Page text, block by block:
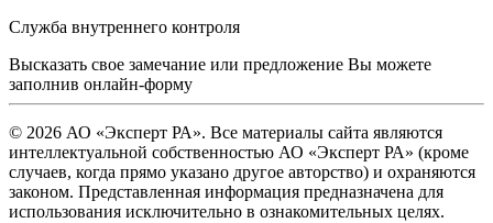
Служба внутреннего контроля
Высказать свое замечание или предложение Вы можете
заполнив онлайн-форму
© 2026 АО «Эксперт РА». Все материалы сайта являются
интеллектуальной собственностью АО «Эксперт РА» (кроме
случаев, когда прямо указано другое авторство) и охраняются
законом. Представленная информация предназначена для
использования исключительно в ознакомительных целях.